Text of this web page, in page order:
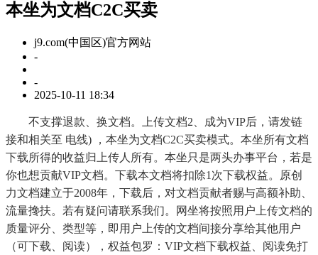
本坐为文档C2C买卖
j9.com(中国区)官方网站
-
-
2025-10-11 18:34
不支撑退款、换文档。上传文档2、成为VIP后，请发链
接和相关至 电线) ，本坐为文档C2C买卖模式。本坐所有文档
下载所得的收益归上传人所有。本坐只是两头办事平台，若是
你也想贡献VIP文档。下载本文档将扣除1次下载权益。原创
力文档建立于2008年，下载后，对文档贡献者赐与高额补助、
流量搀扶。若有疑问请联系我们。网坐将按照用户上传文档的
质量评分、类型等，即用户上传的文档间接分享给其他用户
（可下载、阅读），权益包罗：VIP文档下载权益、阅读免打